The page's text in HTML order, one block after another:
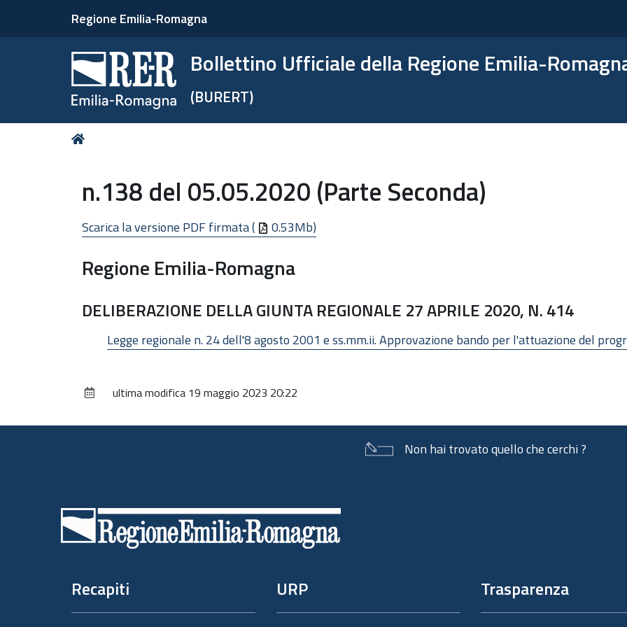
Regione Emilia-Romagna
Bollettino Ufficiale della Regione Emilia-
(BURERT)
Tu
n.138 del 05.05.2020 (Parte Seconda)
Scarica la versione PDF firmata ( 0.53Mb)
Regione Emilia-Romagna
DELIBERAZIONE DELLA GIUNTA REGIONALE 27 APRILE 2020, N. 414
Legge regionale n. 24 dell'8 agosto 2001 e ss.mm.ii. Approvazione bando per l'attuazione del
ultima modifica 19 maggio 2023 20:22
Non hai trovato quello che cerchi ?
Recapiti URP Trasparenza